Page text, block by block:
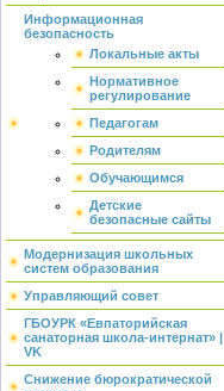
Информационная
безопасность
Локальные акты
Нормативное
регулирование
Педагогам
Родителям
Обучающимся
Детские
безопасные сайты
Модернизация школьных
систем образования
Управляющий совет
ГБОУРК «Евпаторийская
санаторная школа-интернат» |
VK
Снижение бюрократической